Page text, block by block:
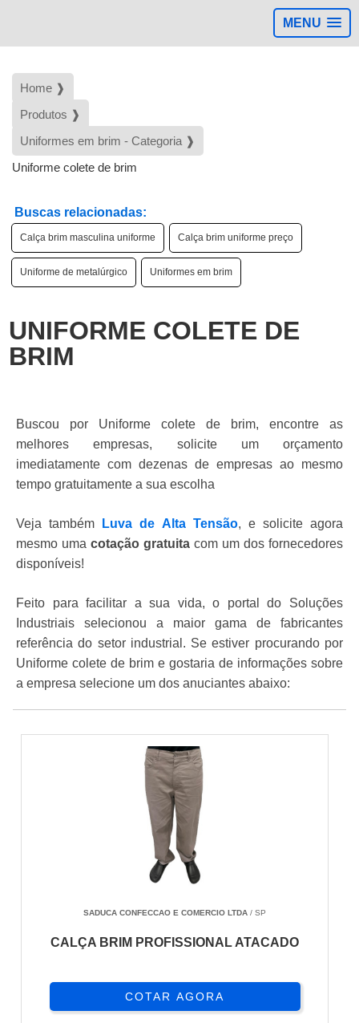
MENU
Home ❱
Produtos ❱
Uniformes em brim - Categoria ❱
Uniforme colete de brim
Buscas relacionadas:
Calça brim masculina uniforme Calça brim uniforme preço
Uniforme de metalúrgico Uniformes em brim
UNIFORME COLETE DE
BRIM
Buscou por Uniforme colete de brim, encontre as
melhores empresas, solicite um orçamento
imediatamente com dezenas de empresas ao mesmo
tempo gratuitamente a sua escolha
Veja também Luva de Alta Tensão, e solicite agora
mesmo umacotação gratuita com um dos fornecedores
disponíveis!
Feito para facilitar a sua vida, o portal do Soluções
Industriais selecionou a maior gama de fabricantes
referência do setor industrial. Se estiver procurando por
Uniforme colete de brim e gostaria de informações sobre
a empresa selecione um dos anuciantes abaixo:
SADUCA CONFECCAO E COMERCIO LTDA / SP
CALÇA BRIM PROFISSIONAL ATACADO
COTAR AGORA